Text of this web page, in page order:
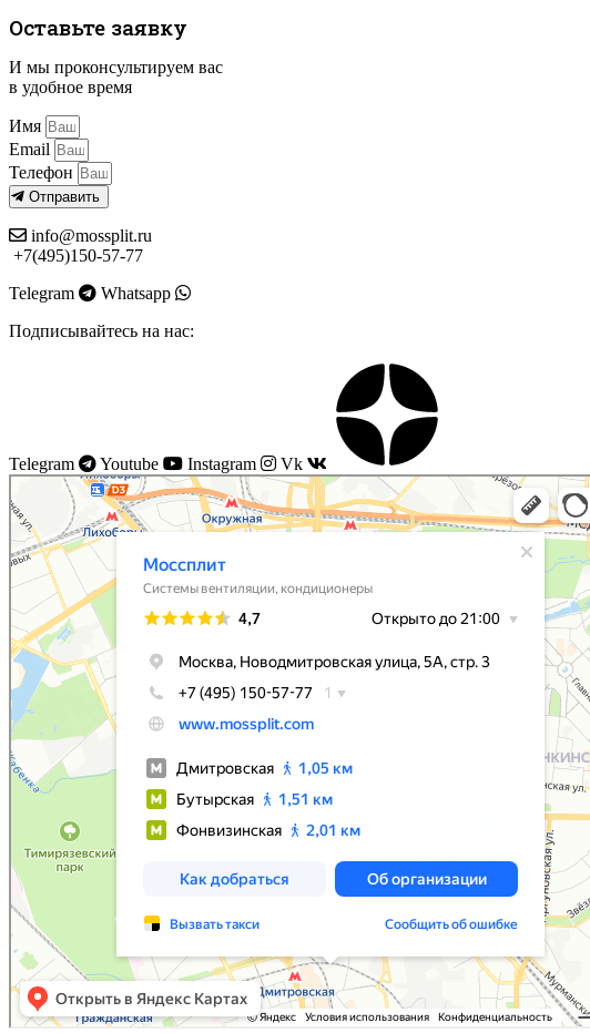
Оставьте заявку
И мы проконсультируем вас
в удобное время
Имя
Email
Телефон
Отправить
info@mossplit.ru
+7(495)150-57-77
Telegram
Whatsapp
Подписывайтесь на нас:
Telegram Youtube Instagram Vk
Моссплит
Системы вентиляции в Москве
Установка кондиционеров в Москве